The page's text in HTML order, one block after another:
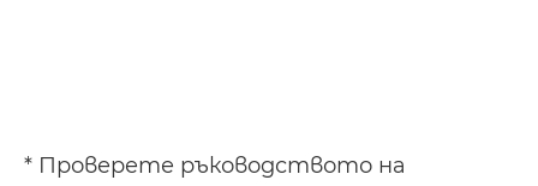
* Проверете ръководството на